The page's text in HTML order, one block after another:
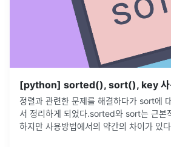
[python] sorted(), sort(), key 사
정렬과 관련한 문제를 해결하다가 sort에
서 정리하게 되었다.sorted와 sort는 근본
하지만 사용방법에서의 약간의 차이가 있